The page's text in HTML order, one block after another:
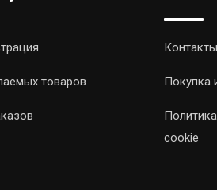
товаров
Контакты
Покупка
cookie